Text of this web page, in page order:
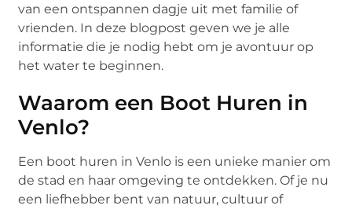
van een ontspannen dagje uit met familie of
vrienden. In deze blogpost geven we je alle
informatie die je nodig hebt om je avontuur op
het water te beginnen.
Waarom een Boot Huren in
Venlo?
Een boot huren in Venlo is een unieke manier om
de stad en haar omgeving te ontdekken. Of je nu
een liefhebber bent van natuur, cultuur of